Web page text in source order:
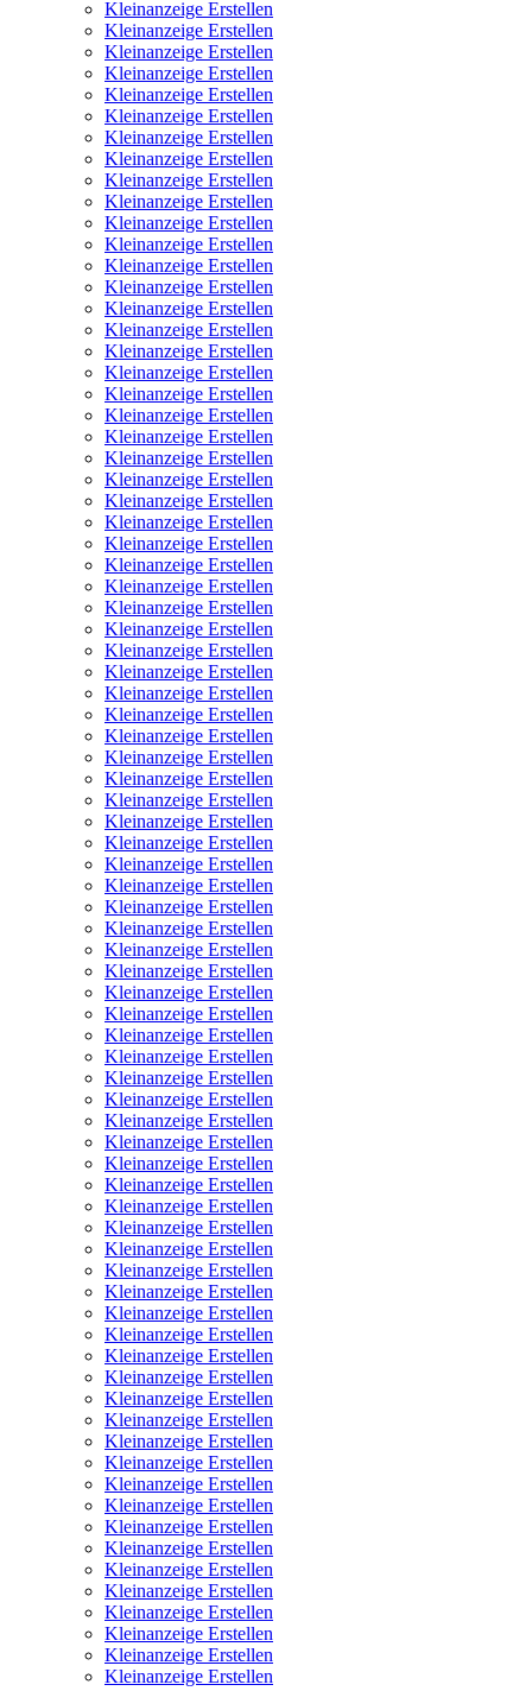
Kleinanzeige Erstellen
Kleinanzeige Erstellen
Kleinanzeige Erstellen
Kleinanzeige Erstellen
Kleinanzeige Erstellen
Kleinanzeige Erstellen
Kleinanzeige Erstellen
Kleinanzeige Erstellen
Kleinanzeige Erstellen
Kleinanzeige Erstellen
Kleinanzeige Erstellen
Kleinanzeige Erstellen
Kleinanzeige Erstellen
Kleinanzeige Erstellen
Kleinanzeige Erstellen
Kleinanzeige Erstellen
Kleinanzeige Erstellen
Kleinanzeige Erstellen
Kleinanzeige Erstellen
Kleinanzeige Erstellen
Kleinanzeige Erstellen
Kleinanzeige Erstellen
Kleinanzeige Erstellen
Kleinanzeige Erstellen
Kleinanzeige Erstellen
Kleinanzeige Erstellen
Kleinanzeige Erstellen
Kleinanzeige Erstellen
Kleinanzeige Erstellen
Kleinanzeige Erstellen
Kleinanzeige Erstellen
Kleinanzeige Erstellen
Kleinanzeige Erstellen
Kleinanzeige Erstellen
Kleinanzeige Erstellen
Kleinanzeige Erstellen
Kleinanzeige Erstellen
Kleinanzeige Erstellen
Kleinanzeige Erstellen
Kleinanzeige Erstellen
Kleinanzeige Erstellen
Kleinanzeige Erstellen
Kleinanzeige Erstellen
Kleinanzeige Erstellen
Kleinanzeige Erstellen
Kleinanzeige Erstellen
Kleinanzeige Erstellen
Kleinanzeige Erstellen
Kleinanzeige Erstellen
Kleinanzeige Erstellen
Kleinanzeige Erstellen
Kleinanzeige Erstellen
Kleinanzeige Erstellen
Kleinanzeige Erstellen
Kleinanzeige Erstellen
Kleinanzeige Erstellen
Kleinanzeige Erstellen
Kleinanzeige Erstellen
Kleinanzeige Erstellen
Kleinanzeige Erstellen
Kleinanzeige Erstellen
Kleinanzeige Erstellen
Kleinanzeige Erstellen
Kleinanzeige Erstellen
Kleinanzeige Erstellen
Kleinanzeige Erstellen
Kleinanzeige Erstellen
Kleinanzeige Erstellen
Kleinanzeige Erstellen
Kleinanzeige Erstellen
Kleinanzeige Erstellen
Kleinanzeige Erstellen
Kleinanzeige Erstellen
Kleinanzeige Erstellen
Kleinanzeige Erstellen
Kleinanzeige Erstellen
Kleinanzeige Erstellen
Kleinanzeige Erstellen
Kleinanzeige Erstellen